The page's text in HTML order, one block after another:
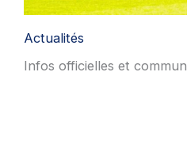
Actualités
Infos officielles et